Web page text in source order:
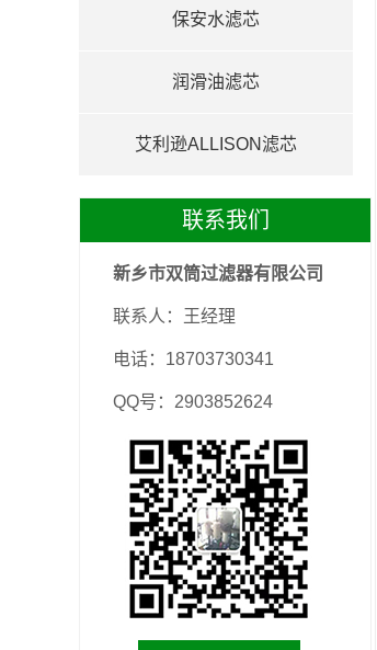
保安水滤芯
润滑油滤芯
艾利逊ALLISON滤芯
联系我们
新乡市双筒过滤器有限公司
联系人：王经理
电话：18703730341
QQ号：2903852624